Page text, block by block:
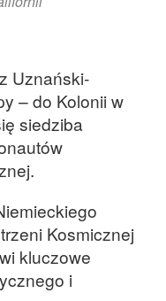
Uznański-
– do Kolonii w
siedziba
Kosmicznej
kluczowe
i